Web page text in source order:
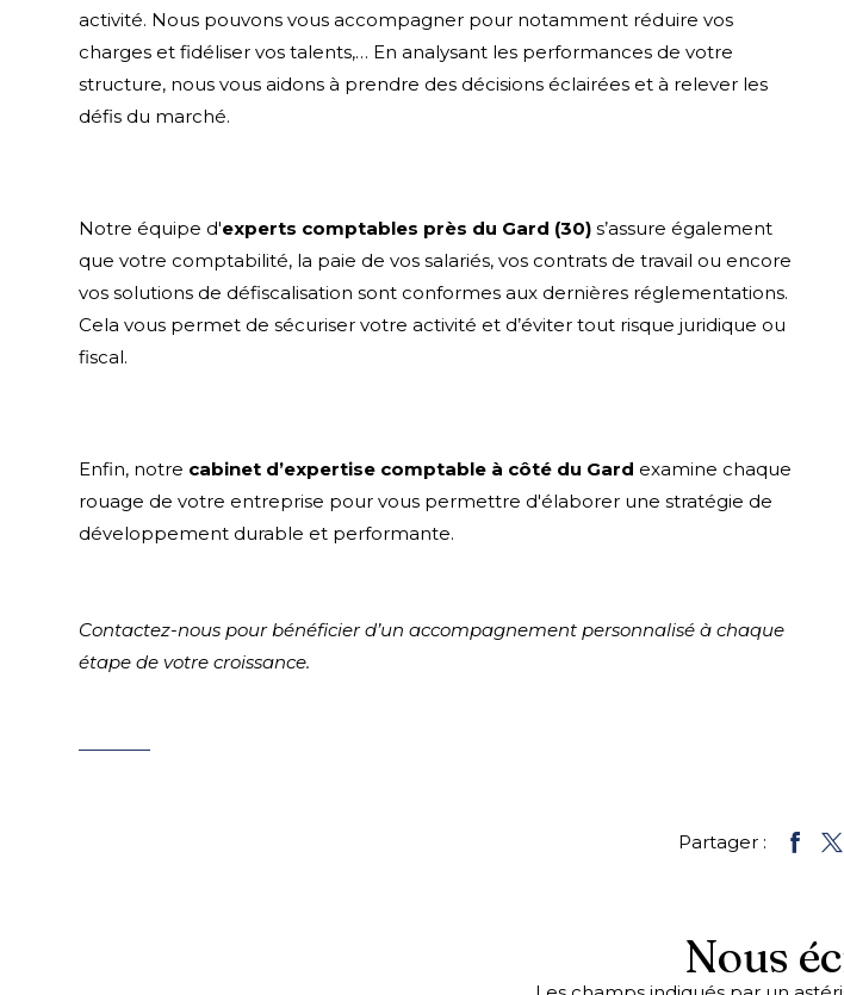
activité. Nous pouvons vous accompagner pour notamment réduire vos
charges et fidéliser vos talents,… En analysant les performances de votre
structure, nous vous aidons à prendre des décisions éclairées et à relever les
défis du marché.
Notre équipe d'experts comptables près du Gard (30)s’assure également
que votre comptabilité, la paie de vos salariés, vos contrats de travail ou encore
vos solutions de défiscalisation sont conformes aux dernières réglementations.
Cela vous permet de sécuriser votre activité et d’éviter tout risque juridique ou
fiscal.
Enfin, notre cabinet d’expertise comptable à côté du Gard examine chaque
rouage de votre entreprise pour vous permettre d'élaborer une stratégie de
développement durable et performante.
Contactez-nous pour bénéficier d’un accompagnement personnalisé à chaque
étape de votre croissance.
Partager :
Nous